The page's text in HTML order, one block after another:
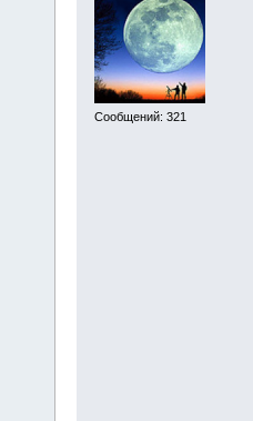
Сообщений: 321